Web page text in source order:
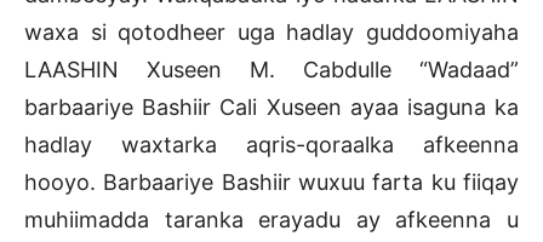
waxa si qotodheer uga hadlay guddoomiyaha
LAASHIN Xuseen M. Cabdulle “Wadaad”
barbaariye Bashiir Cali Xuseen ayaa isaguna ka
hadlay waxtarka aqris-qoraalka afkeenna
hooyo. Barbaariye Bashiir wuxuu farta ku fiiqay
muhiimadda taranka erayadu ay afkeenna u